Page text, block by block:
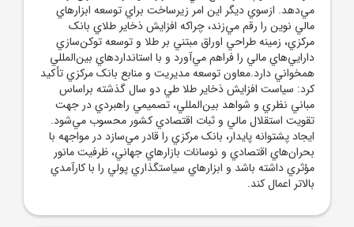
مي‌دهد. ازسوي ديگر اين امر زيرساخت براي توسعه ابزارهاي
مالي نوين را رقم مي‌زند، چراکه افزايش ذخاير طلاي بانک
مرکزي، زمينه طراحي اوراق مبتني بر طلا و توسعه توکن‌سازي
دارايي‌هاي مالي را فراهم مي‌آورد و با استانداردهاي بين‌المللي
همخواني دارد.معاون توسعه مديريت و منابع بانک مرکزي تأکيد
کرد: سياست افزايش ذخاير طلا طي دو سال گذشته براساس
مباني نظري و شواهد بين‌المللي، تصميمي راهبردي در جهت
تقويت استقلال مالي و ثبات اقتصادي کشور محسوب مي‌شود.
ايجاد پشتوانه پايدار، بانک مرکزي را قادر مي‌سازد در مواجهه با
بحران‌هاي اقتصادي و نوسانات بازارهاي جهاني، ظرفيت مانور
مؤثري داشته باشد و ابزارهاي سياستگذاري پولي را با کارآمدي
بالاتر اعمال کند.